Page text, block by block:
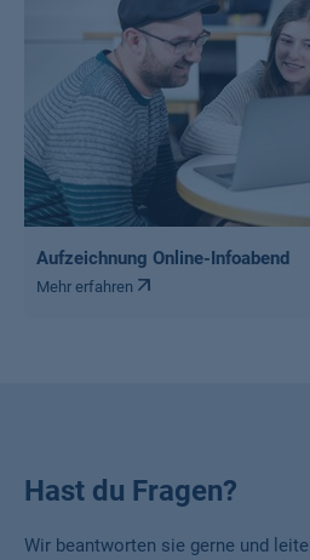
Aufzeichnung Online-Infoabend
Mehr erfahren
Hast du Fragen?
Wir beantworten sie gerne und